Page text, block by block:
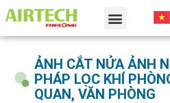
ẢNH CẮT NỬA ẢNH
PHÁP LỌC KHÍ
QUAN, VĂN PHÒNG